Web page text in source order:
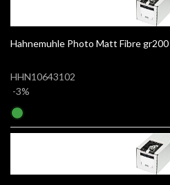
HHN10643102
-3%